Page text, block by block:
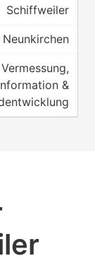
Schiffweiler
&